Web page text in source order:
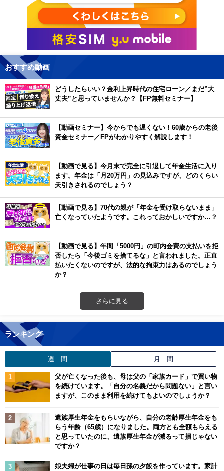
おすすめ動画
どうしたらいい？金利上昇時代の住宅ローン／まだ”大
丈夫”と思っていませんか？【FP無料セミナー】
【動画セミナー】今からでも遅くない！60歳からの老後
資金セミナー／FPがわかりやすく解説します！
【動画で見る】今月末で完全に引退して年金生活に入り
ます。年金は「月20万円」の見込みですが、どのくらい
天引きされるのでしょう？
【動画で見る】70代の親が「年金を受け取らないまま」
亡くなっていたようです。これっておかしいですか…？
【動画で見る】年間「5000円」の町内会費の支払いを拒
否したら「今後ゴミを捨てるな」と言われました。正直
払いたくないのですが、法的な拘束力はあるのでしょう
か？
さらに見る
ランキング
週 間 月 間
父が亡くなった後も、母は父の「家族カード」で買い物
を続けています。「自分の名義だから問題ない」と言い
ますが、このまま利用を続けてもよいのでしょうか？
遺族厚生年金をもらいながら、自分の老齢厚生年金をも
らう年齢（65歳）になりました。両方とも全額もらえる
と思っていたのに、遺族厚生年金が減るって損じゃない
ですか？
娘夫婦が仕事の日は毎日孫の夕飯を作っています。家計